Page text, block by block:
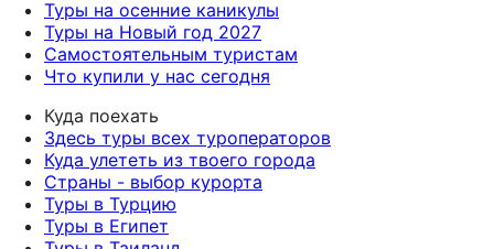
Туры на осенние каникулы
Туры на Новый год 2027
Самостоятельным туристам
Что купили у нас сегодня
Куда поехать
Здесь туры всех туроператоров
Куда улететь из твоего города
Страны - выбор курорта
Туры в Турцию
Туры в Египет